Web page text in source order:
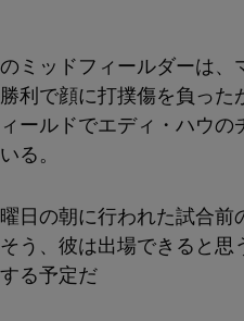
ミッドフィールダーは
利で顔に打撲傷を負っ
ールドでエディ・ハウの
る。
日の朝に行われた試合前
そう、彼は出場できると
る予定だ